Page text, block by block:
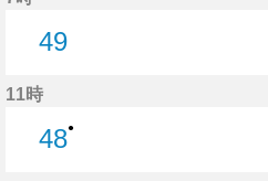
49
11時
48●